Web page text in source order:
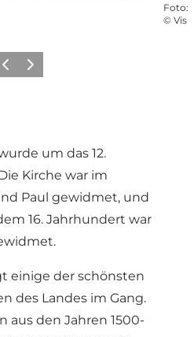
Foto:
©
Vorherige Folie
Nächste Folie
um das 12.
Kirche war im
Paul gewidmet, und
16. Jahrhundert war
einige der schönsten
des Landes im Gang.
aus den Jahren 1500-